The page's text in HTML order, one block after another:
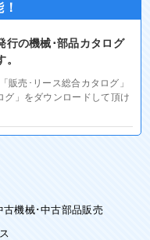
行の機械･部品カタログ
販売･リース総合カタログ」
グ」をダウンロードして頂け
古機械･中古部品販売